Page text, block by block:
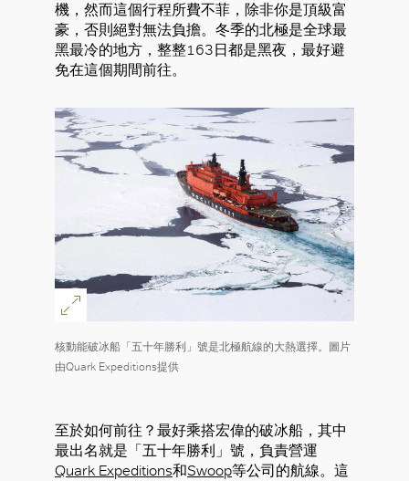
機，然而這個行程所費不菲，除非你是頂級富
豪，否則絕對無法負擔。冬季的北極是全球最
黑最冷的地方，整整163日都是黑夜，最好避
免在這個期間前往。
核動能破冰船「五十年勝利」號是北極航線的大熱選擇。圖片
由Quark Expeditions提供
至於如何前往？最好乘搭宏偉的破冰船，其中
最出名就是「五十年勝利」號，負責營運
Quark Expeditions和Swoop等公司的航線。這